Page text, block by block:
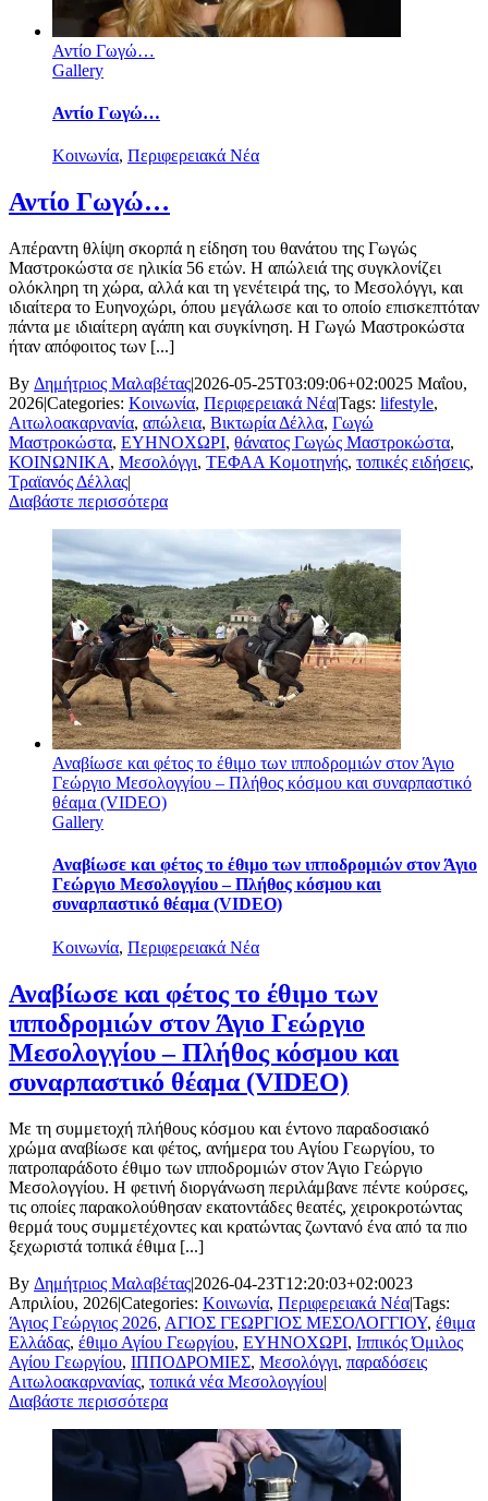
Αντίο Γωγώ…
Gallery
Αντίο Γωγώ…
Κοινωνία, Περιφερειακά Νέα
Αντίο Γωγώ…
Απέραντη θλίψη σκορπά η είδηση του θανάτου της Γωγώς
Μαστροκώστα σε ηλικία 56 ετών. Η απώλειά της συγκλονίζει
ολόκληρη τη χώρα, αλλά και τη γενέτειρά της, το Μεσολόγγι, και
ιδιαίτερα το Ευηνοχώρι, όπου μεγάλωσε και το οποίο επισκεπτόταν
πάντα με ιδιαίτερη αγάπη και συγκίνηση. Η Γωγώ Μαστροκώστα
ήταν απόφοιτος των [...]
By Δημήτριος Μαλαβέτας|2026-05-25T03:09:06+02:0025 Μαΐου,
2026|Categories: Κοινωνία, Περιφερειακά Νέα|Tags: lifestyle,
Αιτωλοακαρνανία, απώλεια, Βικτωρία Δέλλα, Γωγώ
Μαστροκώστα, ΕΥΗΝΟΧΩΡΙ, θάνατος Γωγώς Μαστροκώστα,
ΚΟΙΝΩΝΙΚΑ, Μεσολόγγι, ΤΕΦΑΑ Κομοτηνής, τοπικές ειδήσεις,
Τραϊανός Δέλλας|
Διαβάστε περισσότερα
Αναβίωσε και φέτος το έθιμο των ιπποδρομιών στον Άγιο
Γεώργιο Μεσολογγίου – Πλήθος κόσμου και συναρπαστικό
θέαμα (VIDEO)
Gallery
Αναβίωσε και φέτος το έθιμο των ιπποδρομιών στον Άγιο
Γεώργιο Μεσολογγίου – Πλήθος κόσμου και
συναρπαστικό θέαμα (VIDEO)
Κοινωνία, Περιφερειακά Νέα
Αναβίωσε και φέτος το έθιμο των
ιπποδρομιών στον Άγιο Γεώργιο
Μεσολογγίου – Πλήθος κόσμου και
συναρπαστικό θέαμα (VIDEO)
Με τη συμμετοχή πλήθους κόσμου και έντονο παραδοσιακό
χρώμα αναβίωσε και φέτος, ανήμερα του Αγίου Γεωργίου, το
πατροπαράδοτο έθιμο των ιπποδρομιών στον Άγιο Γεώργιο
Μεσολογγίου. Η φετινή διοργάνωση περιλάμβανε πέντε κούρσες,
τις οποίες παρακολούθησαν εκατοντάδες θεατές, χειροκροτώντας
θερμά τους συμμετέχοντες και κρατώντας ζωντανό ένα από τα πιο
ξεχωριστά τοπικά έθιμα [...]
By Δημήτριος Μαλαβέτας|2026-04-23T12:20:03+02:0023
Απριλίου, 2026|Categories: Κοινωνία, Περιφερειακά Νέα|Tags:
Άγιος Γεώργιος 2026, ΑΓΙΟΣ ΓΕΩΡΓΙΟΣ ΜΕΣΟΛΟΓΓΙΟΥ, έθιμα
Ελλάδας, έθιμο Αγίου Γεωργίου, ΕΥΗΝΟΧΩΡΙ, Ιππικός Όμιλος
Αγίου Γεωργίου, ΙΠΠΟΔΡΟΜΙΕΣ, Μεσολόγγι, παραδόσεις
Αιτωλοακαρνανίας, τοπικά νέα Μεσολογγίου|
Διαβάστε περισσότερα